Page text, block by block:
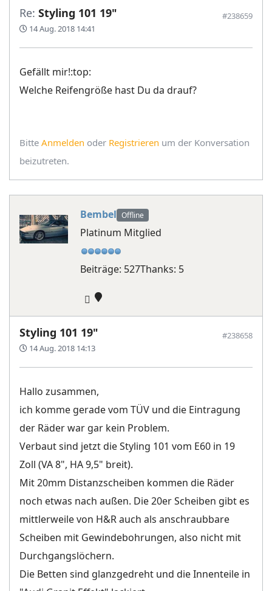
Re: Styling 101 19"
14 Aug. 2018 14:41
#238659
Gefällt mir!:top:
Welche Reifengröße hast Du da drauf?
Bitte Anmelden oder Registrieren um der Konversation
beizutreten.
Bembel Offline
Platinum Mitglied
Beiträge: 527Thanks: 5
Styling 101 19"
14 Aug. 2018 14:13
#238658
Hallo zusammen,
ich komme gerade vom TÜV und die Eintragung
der Räder war gar kein Problem.
Verbaut sind jetzt die Styling 101 vom E60 in 19
Zoll (VA 8", HA 9,5" breit).
Mit 20mm Distanzscheiben kommen die Räder
noch etwas nach außen. Die 20er Scheiben gibt es
mittlerweile von H&R auch als anschraubbare
Scheiben mit Gewindebohrungen, also nicht mit
Durchgangslöchern.
Die Betten sind glanzgedreht und die Innenteile in